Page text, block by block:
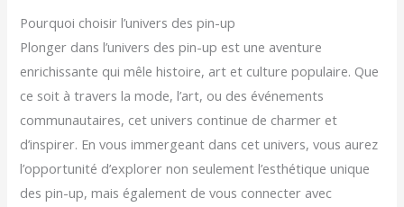
Pourquoi choisir l’univers des pin-up
Plonger dans l’univers des pin-up est une aventure
enrichissante qui mêle histoire, art et culture populaire. Que
ce soit à travers la mode, l’art, ou des événements
communautaires, cet univers continue de charmer et
d’inspirer. En vous immergeant dans cet univers, vous aurez
l’opportunité d’explorer non seulement l’esthétique unique
des pin-up, mais également de vous connecter avec